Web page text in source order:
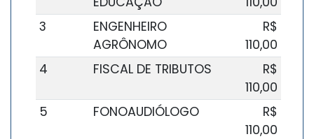
3
ENGENHEIRO
AGRÔNOMO
R$
110,00
4
FISCAL DE TRIBUTOS
R$
110,00
5
FONOAUDIÓLOGO
R$
110,00